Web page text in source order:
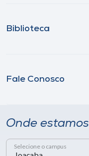
Biblioteca
Fale Conosco
Onde estamos
Selecione o campus